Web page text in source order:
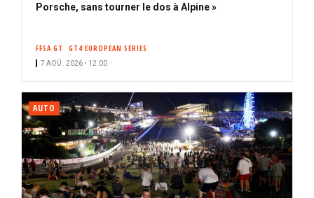
b
Porsche, sans tourner le dos à Alpine »
FFSA GT GT4 EUROPEAN SERIES
7 AOÛ. 2026 • 12:00
AUTO